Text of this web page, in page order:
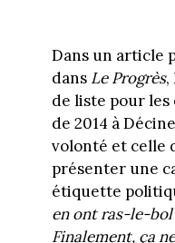
Dans un article
dans Le Progrès,
de liste pour
de 2014 à
volonté et celle
présenter une
étiquette
en ont ras-le-
Finalement, ça